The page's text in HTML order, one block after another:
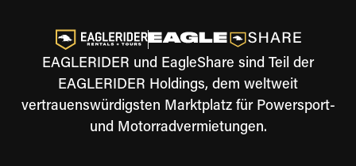
EAGLERIDER und EagleShare sind Teil der
EAGLERIDER Holdings, dem weltweit
vertrauenswürdigsten Marktplatz für Powersport-
und Motorradvermietungen.